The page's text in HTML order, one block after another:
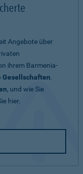
Angebote über
ihrem Barmenia-
Gesellschaften.
, und wie Sie
hier.